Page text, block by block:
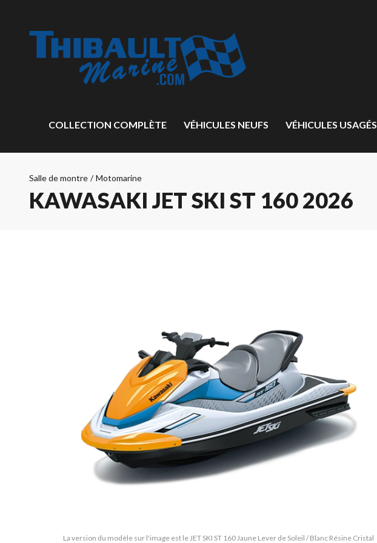
COLLECTION COMPLÈTE VÉHICULES NEUFS VÉHICULES USAGÉS
Salle de montre / Motomarine
KAWASAKI JET SKI ST 160 2026
La version du modèle sur l'image est le JET SKI ST 160 Jaune Lever de Soleil / Blanc Résine Cristal